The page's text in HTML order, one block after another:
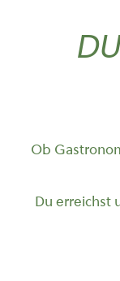
Ob
Du erreichst